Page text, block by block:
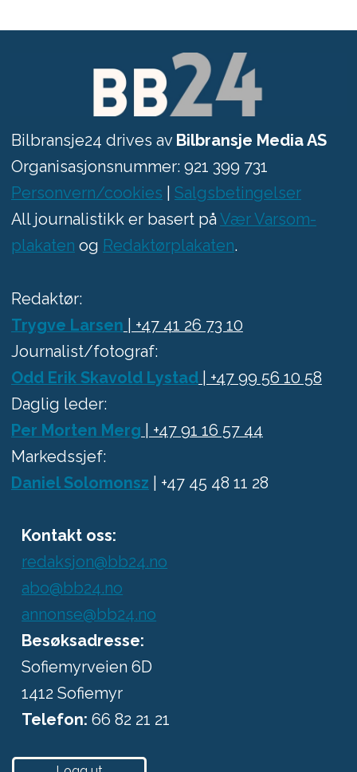
Bilbransje24 drives av Bilbransje Media AS
Organisasjonsnummer: 921 399 731
Personvern/cookies
Salgsbetingelser
All journalistikk er basert på Vær Varsom-
plakaten og Redaktørplakaten.
Redaktør:
Trygve Larsen | +47 41 26 73 10
Journalist/fotograf:
Odd Erik Skavold Lystad| +47 99 56 10 58
Daglig leder:
Per Morten Merg | +47 91 16 57 44
Markedssjef:
Daniel Solomonsz | +47 45 48 11 28
Kontakt oss:
redaksjon@bb24.no
abo@bb24.no
annonse@bb24.no
Besøksadresse:
Sofiemyrveien 6D
1412 Sofiemyr
Telefon:66 82 21 21